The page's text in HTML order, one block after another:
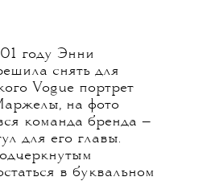
году Энни
снять для
Vogue портрет
на фото
команда бренда —
для его главы.
в буквальном